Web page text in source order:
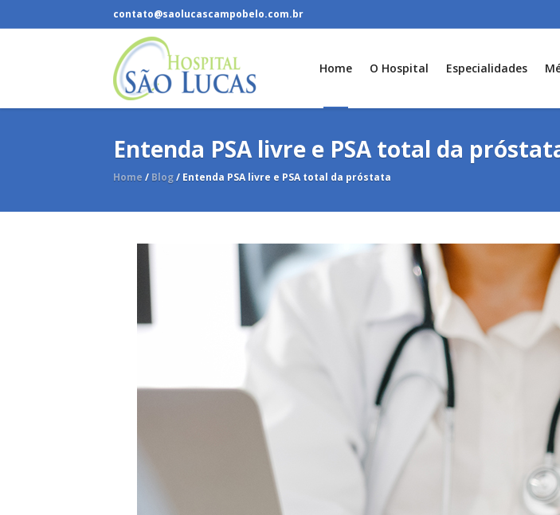
contato@saolucascampobelo.com.br
Home O Hospital Especialidades
Entenda PSA livre e PSA total da
Home / Blog/ Entenda PSA livre e PSA total da próstata